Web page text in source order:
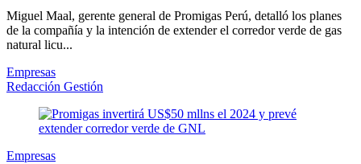
Miguel Maal, gerente general de Promigas Perú, detalló los planes
de la compañía y la intención de extender el corredor verde de gas
natural licu...
Empresas
Redacción Gestión
Empresas